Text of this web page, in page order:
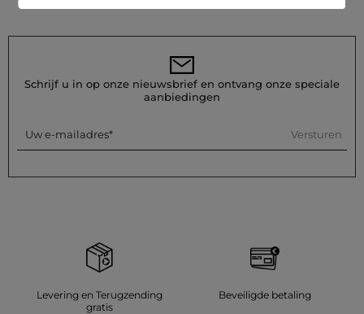
Schrijf u in op onze nieuwsbrief en ontvang onze speciale
aanbiedingen
Uw e-mailadres Versturen
Levering en Terugzending
gratis
Beveiligde betaling